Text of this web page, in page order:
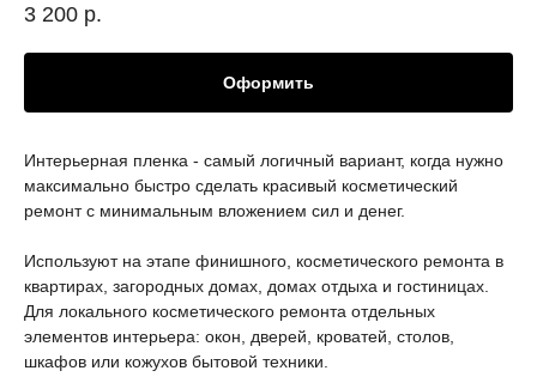
3 200 р.
Оформить
Интерьерная пленка - самый логичный вариант, когда нужно
максимально быстро сделать красивый косметический
ремонт с минимальным вложением сил и денег.
Используют на этапе финишного, косметического ремонта в
квартирах, загородных домах, домах отдыха и гостиницах.
Для локального косметического ремонта отдельных
элементов интерьера: окон, дверей, кроватей, столов,
шкафов или кожухов бытовой техники.